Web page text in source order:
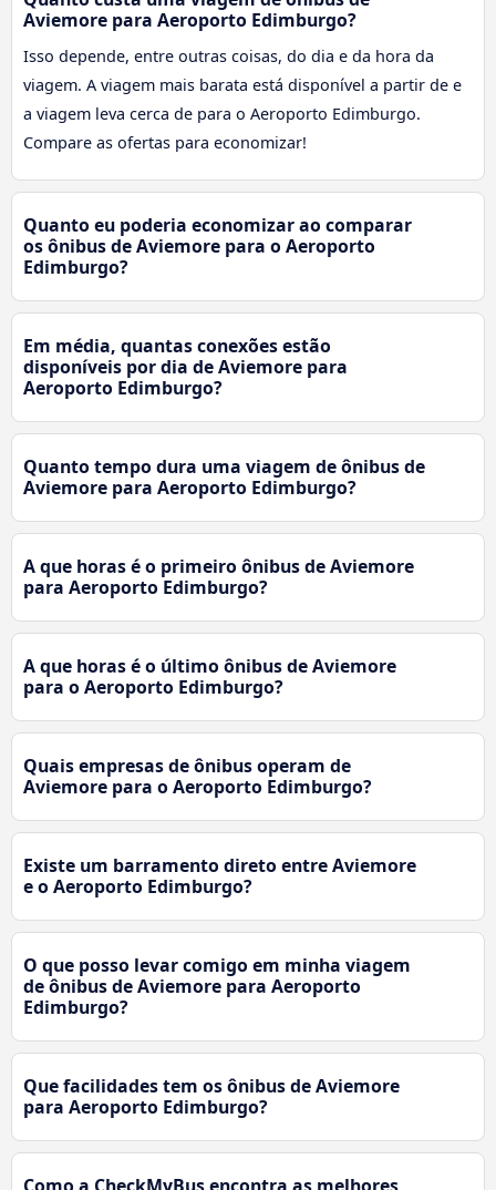
Aviemore para Aeroporto Edimburgo?
Isso depende, entre outras coisas, do dia e da hora da
viagem. A viagem mais barata está disponível a partir de e
a viagem leva cerca de para o Aeroporto Edimburgo.
Compare as ofertas para economizar!
Quanto eu poderia economizar ao comparar
os ônibus de Aviemore para o Aeroporto
Edimburgo?
Em média, quantas conexões estão
disponíveis por dia de Aviemore para
Aeroporto Edimburgo?
Quanto tempo dura uma viagem de ônibus de
Aviemore para Aeroporto Edimburgo?
A que horas é o primeiro ônibus de Aviemore
para Aeroporto Edimburgo?
A que horas é o último ônibus de Aviemore
para o Aeroporto Edimburgo?
Quais empresas de ônibus operam de
Aviemore para o Aeroporto Edimburgo?
Existe um barramento direto entre Aviemore
e o Aeroporto Edimburgo?
O que posso levar comigo em minha viagem
de ônibus de Aviemore para Aeroporto
Edimburgo?
Que facilidades tem os ônibus de Aviemore
para Aeroporto Edimburgo?